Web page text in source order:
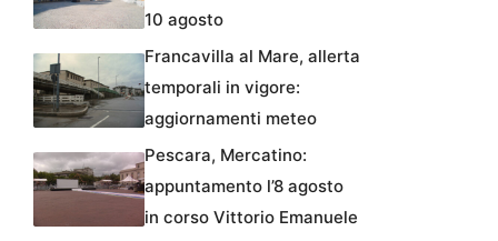
10 agosto
Francavilla al Mare, allerta
temporali in vigore:
aggiornamenti meteo
Pescara, Mercatino:
appuntamento l’8 agosto
in corso Vittorio Emanuele